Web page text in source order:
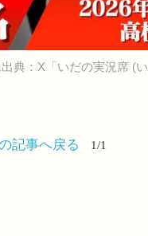
典：X「いだの実況席 (い
記事へ戻る 1/1